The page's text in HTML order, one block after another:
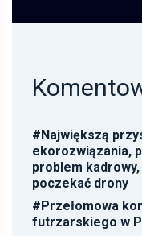
#Największą
ekorozwiązania,
problem
poczekać drony
#Przełomowa
futrzarskiego w